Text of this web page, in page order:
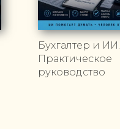
Бухгалтер и ИИ.
Практическое
руководство